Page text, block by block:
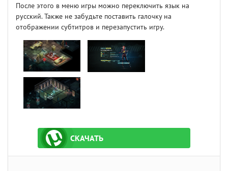
После этого в меню игры можно переключить язык на
русский. Также не забудьте поставить галочку на
отображении субтитров и перезапустить игру.
СКАЧАТЬ
ТОРРЕНТ